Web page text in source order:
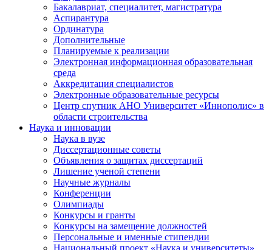
Бакалавриат, специалитет, магистратура
Аспирантура
Ординатура
Дополнительные
Планируемые к реализации
Электронная информационная образовательная
среда
Аккредитация специалистов
Электронные образовательные ресурсы
Центр спутник АНО Университет «Иннополис» в
области строительства
Наука и инновации
Наука в вузе
Диссертационные советы
Объявления о защитах диссертаций
Лишение ученой степени
Научные журналы
Конференции
Олимпиады
Конкурсы и гранты
Конкурсы на замещение должностей
Персональные и именные стипендии
Национальный проект «Наука и университеты»